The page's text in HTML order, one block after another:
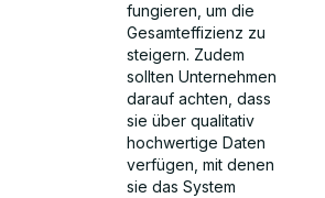
fungieren, um die
Gesamteffizienz zu
steigern. Zudem
sollten Unternehmen
darauf achten, dass
sie über qualitativ
hochwertige Daten
verfügen, mit denen
sie das System